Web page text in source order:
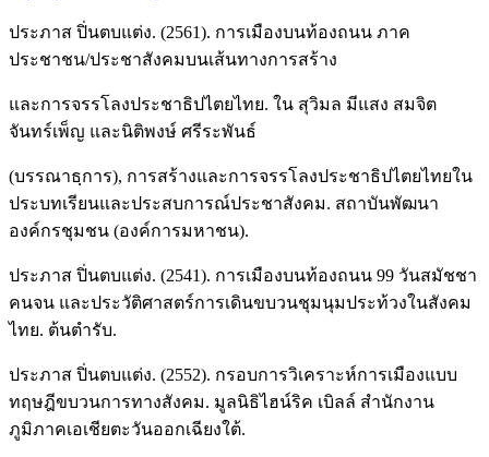
ประภาส ปิ่นตบแต่ง. (2561). การเมืองบนท้องถนน ภาค
ประชาชน/ประชาสังคมบนเส้นทางการสร้าง
และการจรรโลงประชาธิปไตยไทย. ใน สุวิมล มีแสง สมจิต
จันทร์เพ็ญ และนิติพงษ์ ศรีระพันธ์
(บรรณาธฺการ), การสร้างและการจรรโลงประชาธิปไตยไทยใน
ประบทเรียนและประสบการณ์ประชาสังคม. สถาบันพัฒนา
องค์กรชุมชน (องค์การมหาชน).
ประภาส ปิ่นตบแต่ง. (2541). การเมืองบนท้องถนน 99 วันสมัชชา
คนจน และประวัติศาสตร์การเดินขบวนชุมนุมประท้วงในสังคม
ไทย. ต้นตำรับ.
ประภาส ปิ่นตบแต่ง. (2552). กรอบการวิเคราะห์การเมืองแบบ
ทฤษฎีขบวนการทางสังคม. มูลนิธิไฮน์ริค เบิลล์ สำนักงาน
ภูมิภาคเอเชียตะวันออกเฉียงใต้.